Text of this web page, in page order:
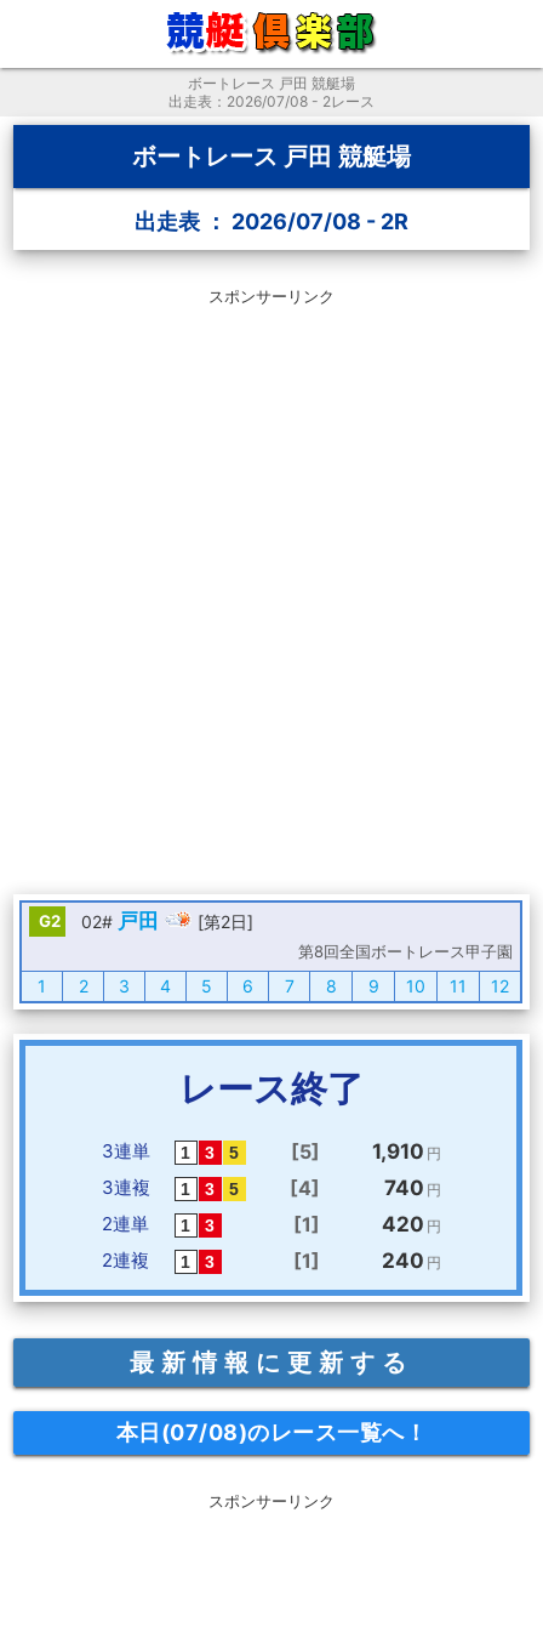
ボートレース 戸田 競艇場
出走表：2026/07/08 - 2レース
ボートレース 戸田 競艇場
出走表 ： 2026/07/08 - 2R
スポンサーリンク
G2 02# 戸田 [第2日]
第8回全国ボートレース甲子園
1 2 3 4 5 6 7 8 9 10 11 12
レース終了
3連単 [5] 1,910 円
3連複 [4] 740 円
2連単 [1] 420 円
2連複 [1] 240 円
最新情報に更新する
本日(07/08)のレース一覧へ！
スポンサーリンク